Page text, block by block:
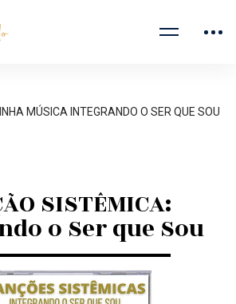
MÚSICA INTEGRANDO O SER QUE SOU
SISTÊMICA:
o Ser que Sou